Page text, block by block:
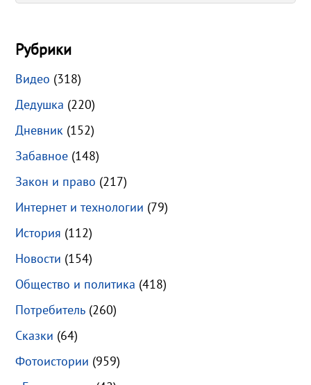
Рубрики
Видео (318)
Дедушка (220)
Дневник (152)
Забавное (148)
Закон и право (217)
Интернет и технологии (79)
История (112)
Новости (154)
Общество и политика (418)
Потребитель (260)
Сказки (64)
Фотоистории (959)